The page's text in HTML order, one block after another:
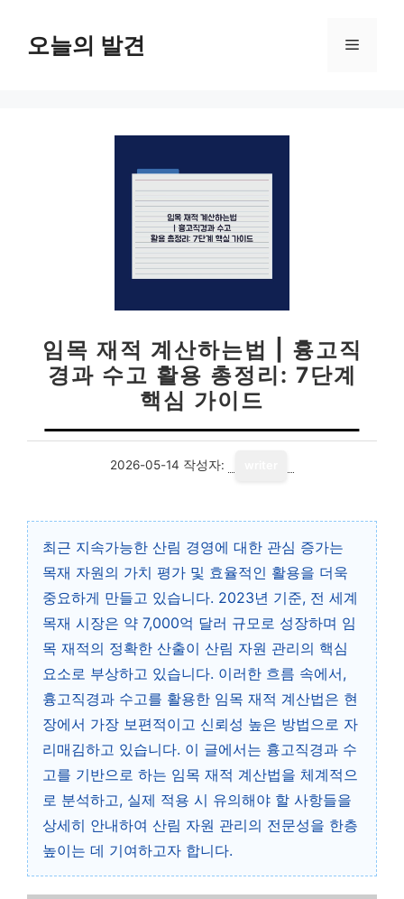
오늘의 발견 메
임목 재적 계산하는법 | 흉고직
경과 수고 활용 총정리: 7단계
핵심 가이드
2026-05-14 작성자:
최근 지속가능한 산림 경영에 대한 관심 증가는
목재 자원의 가치 평가 및 효율적인 활용을 더욱
중요하게 만들고 있습니다. 2023년 기준, 전 세계
목재 시장은 약 7,000억 달러 규모로 성장하며 임
목 재적의 정확한 산출이 산림 자원 관리의 핵심
요소로 부상하고 있습니다. 이러한 흐름 속에서,
흉고직경과 수고를 활용한 임목 재적 계산법은 현
장에서 가장 보편적이고 신뢰성 높은 방법으로 자
리매김하고 있습니다. 이 글에서는 흉고직경과 수
고를 기반으로 하는 임목 재적 계산법을 체계적으
로 분석하고, 실제 적용 시 유의해야 할 사항들을
상세히 안내하여 산림 자원 관리의 전문성을 한층
높이는 데 기여하고자 합니다.